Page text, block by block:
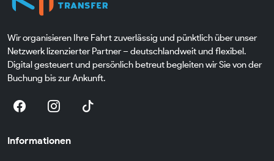
Wir organisieren Ihre Fahrt zuverlässig und pünktlich über unser
Netzwerk lizenzierter Partner – deutschlandweit und flexibel.
Digital gesteuert und persönlich betreut begleiten wir Sie von der
Buchung bis zur Ankunft.
Informationen